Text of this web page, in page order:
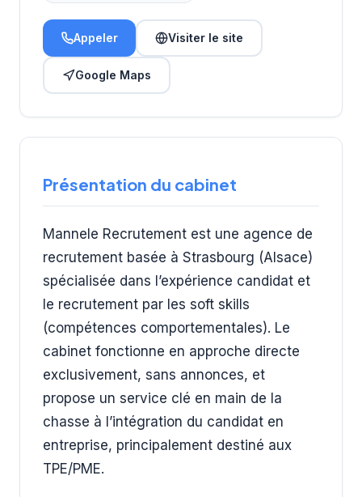
Appeler Visiter le site
Google Maps
Présentation du cabinet
Mannele Recrutement est une agence de
recrutement basée à Strasbourg (Alsace)
spécialisée dans l’expérience candidat et
le recrutement par les soft skills
(compétences comportementales). Le
cabinet fonctionne en approche directe
exclusivement, sans annonces, et
propose un service clé en main de la
chasse à l’intégration du candidat en
entreprise, principalement destiné aux
TPE/PME.